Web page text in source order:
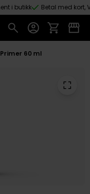
i butikk Betal med kort,
60 ml